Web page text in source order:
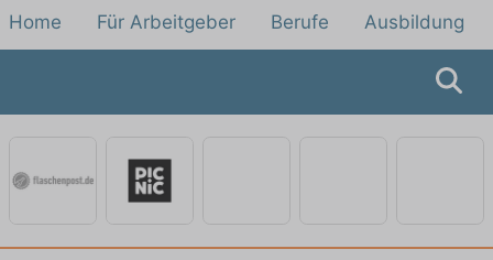
Home Für Arbeitgeber Berufe Ausbildung